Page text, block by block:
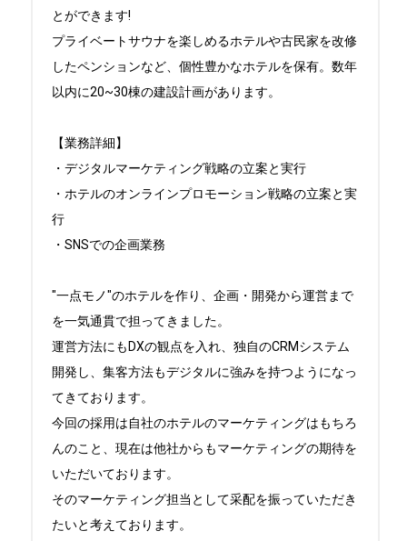
とができます!
プライベートサウナを楽しめるホテルや古民家を改修
したペンションなど、個性豊かなホテルを保有。数年
以内に20~30棟の建設計画があります。
【業務詳細】
・デジタルマーケティング戦略の立案と実行
・ホテルのオンラインプロモーション戦略の立案と実
行
・SNSでの企画業務
"一点モノ"のホテルを作り、企画・開発から運営まで
を一気通貫で担ってきました。
運営方法にもDXの観点を入れ、独自のCRMシステム
開発し、集客方法もデジタルに強みを持つようになっ
てきております。
今回の採用は自社のホテルのマーケティングはもちろ
んのこと、現在は他社からもマーケティングの期待を
いただいております。
そのマーケティング担当として采配を振っていただき
たいと考えております。